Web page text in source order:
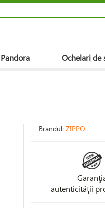
Pandora Ochelari de
Brandul: ZIPPO
autenticităţii